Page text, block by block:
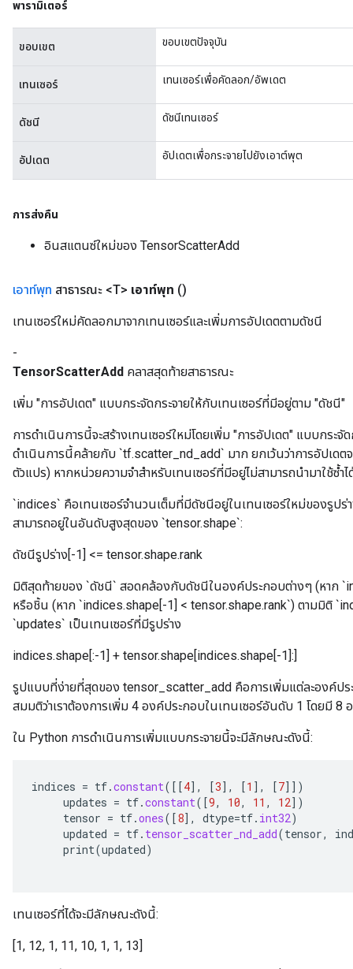
พารามิเตอร์
ขอบเขต ขอบเขตปัจจุบัน
เทนเซอร์ เทนเซอร์เพื่อคัดลอก/อัพเดต
ดัชนี ดัชนีเทนเซอร์
อัปเดต อัปเดตเพื่อกระจายไปยังเอาต์พุต
การส่งคืน
อินสแตนซ์ใหม่ของ TensorScatterAdd
เอาท์พุท สาธารณะ <T> เอาท์พุท ()
เทนเซอร์ใหม่คัดลอกมาจากเทนเซอร์และเพิ่มการอัปเดตตามดัชนี
-
TensorScatterAdd คลาสสุดท้ายสาธารณะ
เพิ่ม "การอัปเดต" แบบกระจัดกระจายให้กับเทนเซอร์ที่มีอยู่ตาม "ดัชนี"
การดำเนินการนี้จะสร้างเทนเซอร์ใหม่โดยเพิ่ม "การอัปเดต" แบบกระ
ดำเนินการนี้คล้ายกับ `tf.scatter_nd_add` มาก ยกเว้นว่าการอัปเด
ตัวแปร) หากหน่วยความจำสำหรับเทนเซอร์ที่มีอยู่ไม่สามารถนำมาใช้ซ้ำไ
`indices` คือเทนเซอร์จำนวนเต็มที่มีดัชนีอยู่ในเทนเซอร์ใหม่ของรูป
สามารถอยู่ในอันดับสูงสุดของ `tensor.shape`:
ดัชนีรูปร่าง[-1] <= tensor.shape.rank
มิติสุดท้ายของ `ดัชนี` สอดคล้องกับดัชนีในองค์ประกอบต่างๆ (หาก
หรือชิ้น (หาก `indices.shape[-1] < tensor.shape.rank`) ตามมิติ
`updates` เป็นเทนเซอร์ที่มีรูปร่าง
indices.shape[:-1] + tensor.shape[indices.shape[-1]:]
รูปแบบที่ง่ายที่สุดของ tensor_scatter_add คือการเพิ่มแต่ละองค์ปร
สมมติว่าเราต้องการเพิ่ม 4 องค์ประกอบในเทนเซอร์อันดับ 1 โดยมี 8
ใน Python การดำเนินการเพิ่มแบบกระจายนี้จะมีลักษณะดังนี้:
indices = tf.constant( [[4] , [3] , [1 ] , [7]] )
updates = tf.constant( [9, 10, 11 , 12] )
tensor = tf.ones( [8] , dtype=tf. int32)
updated = tf. tensor_scatter_nd_add(tensor,
print(updated)
เทนเซอร์ที่ได้จะมีลักษณะดังนี้:
[1, 12, 1, 11, 10, 1, 1, 13]